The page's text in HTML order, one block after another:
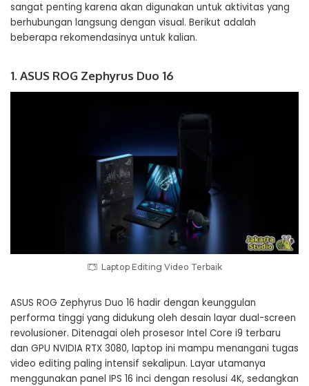
sangat penting karena akan digunakan untuk aktivitas yang
berhubungan langsung dengan visual. Berikut adalah
beberapa rekomendasinya untuk kalian.
1. ASUS ROG Zephyrus Duo 16
Laptop Editing Video Terbaik
ASUS ROG Zephyrus Duo 16 hadir dengan keunggulan
performa tinggi yang didukung oleh desain layar dual-screen
revolusioner. Ditenagai oleh prosesor Intel Core i9 terbaru
dan GPU NVIDIA RTX 3080, laptop ini mampu menangani tugas
video editing paling intensif sekalipun. Layar utamanya
menggunakan panel IPS 16 inci dengan resolusi 4K, sedangkan